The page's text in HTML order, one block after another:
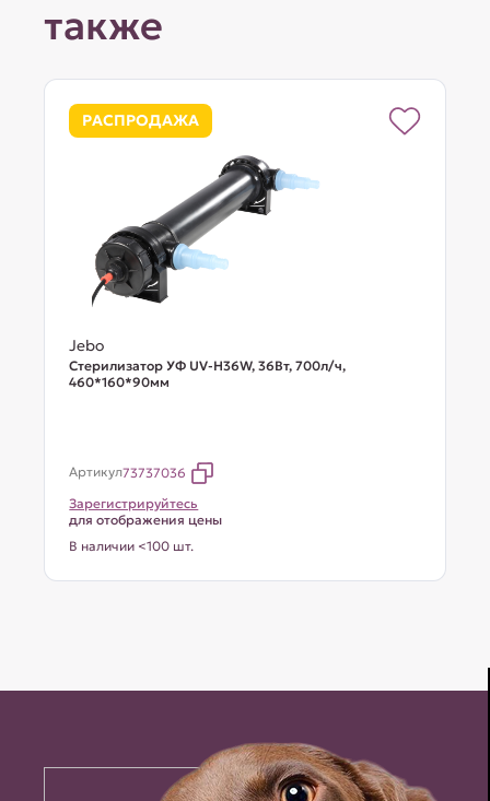
также
РАСПРОДАЖА
Jebo
Стерилизатор УФ UV-H36W, 36Вт, 700л/ч,
460*160*90мм
Артикул73737036
Зарегистрируйтесь
для отображения цены
В наличии <100 шт.